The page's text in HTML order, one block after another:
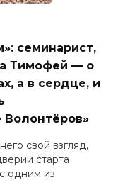
семинарист,
Тимофей — о
а в сердце, и
свой взгляд,
старта
одним из